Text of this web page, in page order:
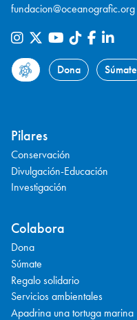
fundacion@oceanografic.org
Dona Súmate
Pilares
Conservación
Divulgación-Educación
Investigación
Colabora
Dona
Súmate
Regalo solidario
Servicios ambientales
Apadrina una tortuga marina